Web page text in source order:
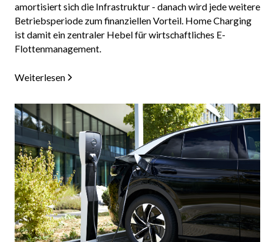
amortisiert sich die Infrastruktur - danach wird jede weitere
Betriebsperiode zum finanziellen Vorteil. Home Charging
ist damit ein zentraler Hebel für wirtschaftliches E-
Flottenmanagement.
Weiterlesen